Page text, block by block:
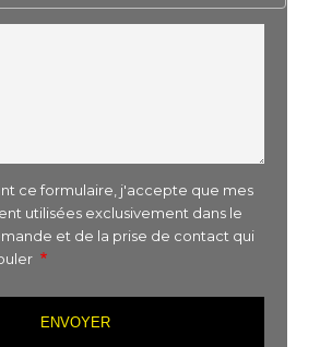
ce formulaire, j'accepte que mes
utilisées exclusivement dans le
et de la prise de contact qui